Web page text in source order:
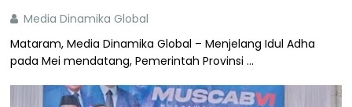
Media Dinamika Global
Mataram, Media Dinamika Global – Menjelang Idul Adha
pada Mei mendatang, Pemerintah Provinsi ...